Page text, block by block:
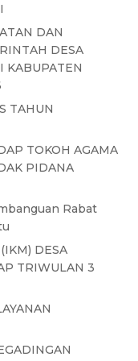
DAN
DESA
KABUPATEN
TAHUN
TOKOH AGAMA
PIDANA
Rabat
DESA
TRIWULAN 3